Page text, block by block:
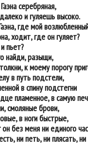
серебряная,
и гуляешь высоко.
где мой
ходит, где он гуляет?
пьет?
найди, разыщи,
к моему порогу
в путь подстели,
в спину подстегни
пламенное, в самую
смоляные брови,
в ноги быстрые,
без меня ни единого
ни петь, ни плясать, ни